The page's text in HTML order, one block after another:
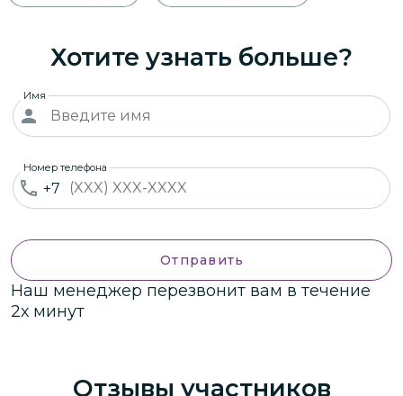
Хотите узнать больше?
Имя
+7
Номер телефона
Отправить
Наш менеджер перезвонит вам в течение
2х минут
Отзывы участников